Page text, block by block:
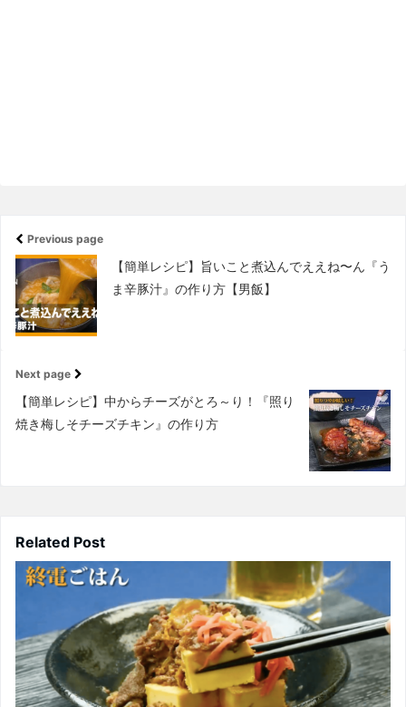
Previous page
【簡単レシピ】旨いこと煮込んでええね〜ん『う
ま辛豚汁』の作り方【男飯】
Next page
【簡単レシピ】中からチーズがとろ～り！『照り
焼き梅しそチーズチキン』の作り方
Related Post